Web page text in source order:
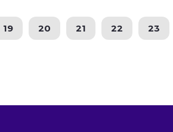
19 20 21 22 23